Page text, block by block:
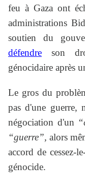
feu à Gaza ont
administrations
soutien du
défendre son
génocidaire après
Le gros du
pas d'une guerre,
négociation d'un
“guerre”, alors
accord de cessez-
génocide.